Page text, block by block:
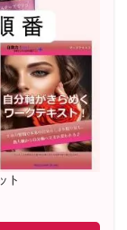
ポート 累計
ト